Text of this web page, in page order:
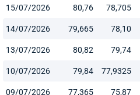
15/07/2026 80,76 78,705
14/07/2026 79,665 78,10
13/07/2026 80,82 79,74
10/07/2026 79,84 77,9325
09/07/2026 77,365 75,87